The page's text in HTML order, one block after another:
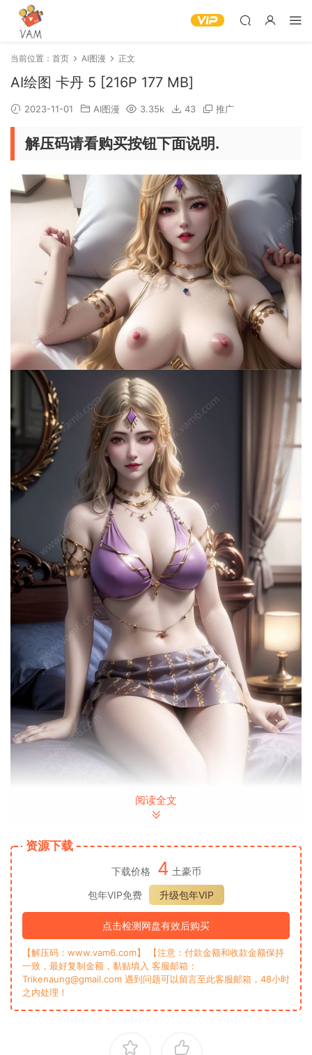
当前位置： 首页 AI图漫 正文
AI绘图 卡丹 5 [216P 177 MB]
2023-11-01 AI图漫 3.35k 43 推广
解压码请看购买按钮下面说明.
阅读全文
资源下载
下载价格 4 土豪币
包年VIP免费
升级包年VIP
点击检测网盘有效后购买
【解压码：www.vam6.com】 【注意：付款金额和收款金额保持
一致，最好复制金额，黏贴填入 客服邮箱：
Trikenaung@gmail.com 遇到问题可以留言至此客服邮箱，48小时
之内处理！